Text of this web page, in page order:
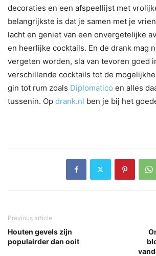
decoraties en een afspeellijst met
belangrijkste is dat je samen met je
lacht en geniet van een onvergetelijke
en heerlijke cocktails. En de drank mag
vergeten worden, sla van tevoren goed
verschillende cocktails tot de
gin tot rum zoals Diplomatico en alles
tussenin. Op drank.nl ben je bij het
Previous article
Houten gevels zijn
populairder dan ooit